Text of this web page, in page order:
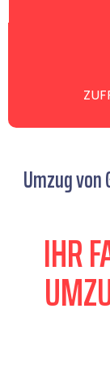
Umzug von
IHR